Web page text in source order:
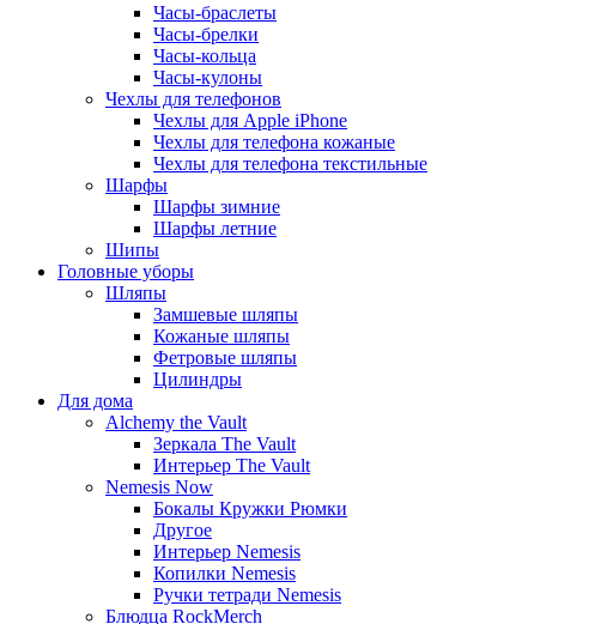
Часы-браслеты
Часы-брелки
Часы-кольца
Часы-кулоны
Чехлы для телефонов
Чехлы для Apple iPhone
Чехлы для телефона кожаные
Чехлы для телефона текстильные
Шарфы
Шарфы зимние
Шарфы летние
Шипы
Головные уборы
Шляпы
Замшевые шляпы
Кожаные шляпы
Фетровые шляпы
Цилиндры
Для дома
Alchemy the Vault
Зеркала The Vault
Интерьер The Vault
Nemesis Now
Бокалы Кружки Рюмки
Другое
Интерьер Nemesis
Копилки Nemesis
Ручки тетради Nemesis
Блюдца RockMerch